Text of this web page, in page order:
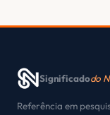
Significadodo
Referência em